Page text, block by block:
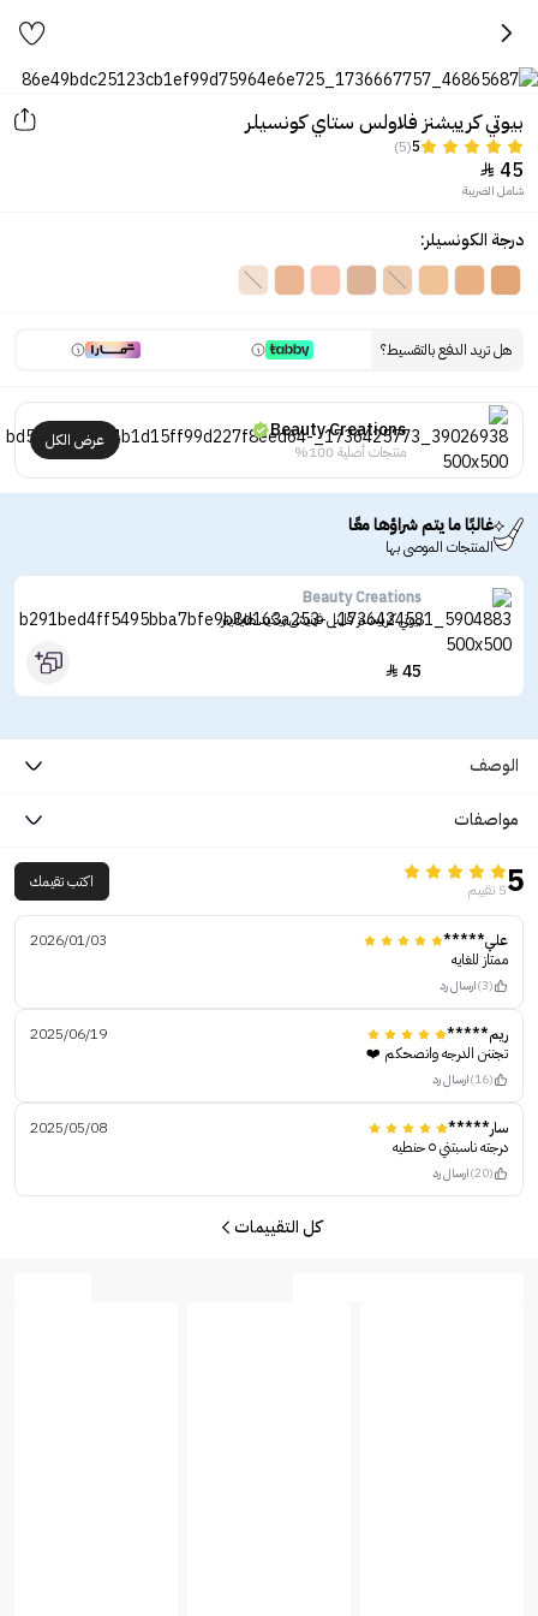
بيوتي كرييشنز فلاولس ستاي كونسيلر
5
(5)
45

شامل الضريبة
درجة الكونسيلر:
هل تريد الدفع بالتقسيط؟
Beauty Creations
منتجات أصلية 100%
عرض الكل
غالبًا ما يتم شراؤها معًا
المنتجات الموصى بها
Beauty Creations
بيوتي كرييشنز فاينل فينيش بيكيد هايلايتر
45

الوصف
مواصفات
55 تقييم اكتب تقيمك
علي*****
2026/01/03
ممتاز للغايه
(3) ارسال رد
ريم*****
2025/06/19
تجننن الدرجه وانصحكم ❤️
(16) ارسال رد
سار*****
2025/05/08
درجته ناسبتني ٥ حنطيه
(20) ارسال رد
كل التقييمات